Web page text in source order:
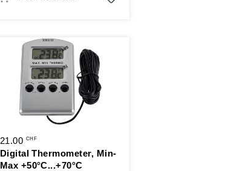
21.00 CHF
Digital Thermometer, Min-
Max +50°C...+70°C